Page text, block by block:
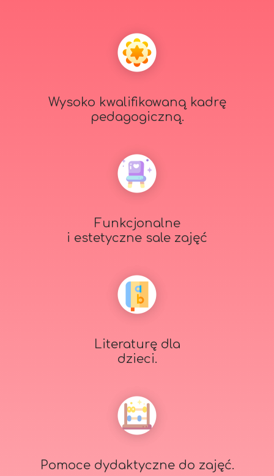
Wysoko kwalifikowaną kadrę
pedagogiczną.
Funkcjonalne
i estetyczne sale zajęć
Literaturę dla
dzieci.
Pomoce dydaktyczne do zajęć.